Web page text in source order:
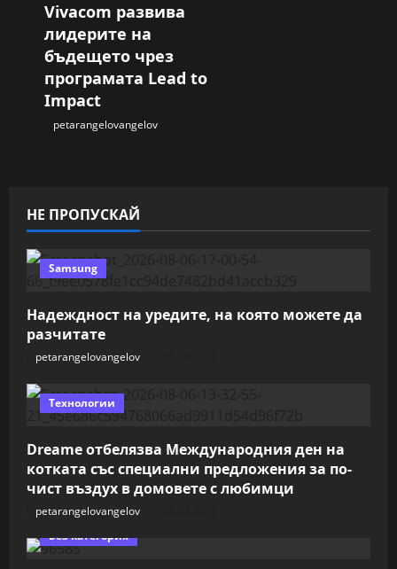
Vivacom развива
лидерите на
бъдещето чрез
програмата Lead to
Impact
petarangelovangelov
НЕ ПРОПУСКАЙ
Samsung
Надеждност на уредите, на която можете да
разчитате
petarangelovangelov
Технологии
Dreame отбелязва Международния ден на
котката със специални предложения за по-
чист въздух в домовете с любимци
petarangelovangelov
Без категория